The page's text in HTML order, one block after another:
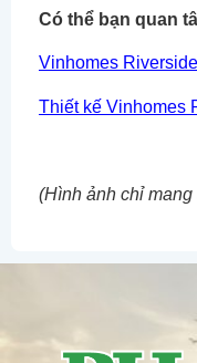
Có thể bạn quan
Vinhomes
Thiết kế Vinhomes
(Hình ảnh chỉ